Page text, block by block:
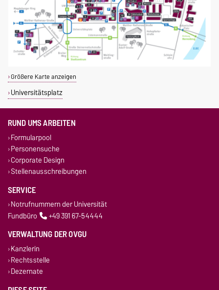
Größere Karte anzeigen
Universitätsplatz
RUND UMS ARBEITEN
Formularpool
Personensuche
Corporate Design
Stellenausschreibungen
SERVICE
Notrufnummern der Universität
Fundbüro
+49 391 67-54444
VERWALTUNG DER OVGU
Kanzlerin
Rechtsstelle
Dezernate